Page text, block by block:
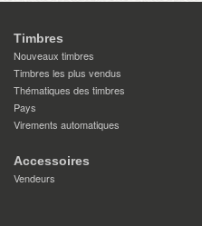
Timbres
Nouveaux timbres
Timbres les plus vendus
Thématiques des timbres
Pays
Virements automatiques
Accessoires
Vendeurs